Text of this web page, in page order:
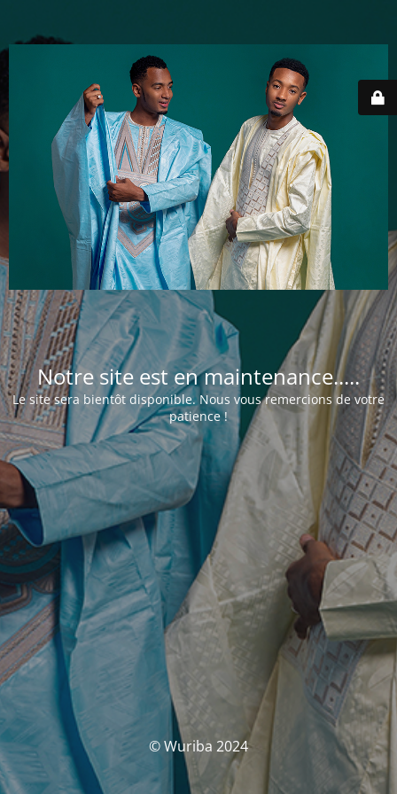
Notre site est en maintenance.....
Le site sera bientôt disponible. Nous vous remercions de votre
patience !
© Wuriba 2024